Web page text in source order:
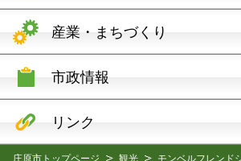
産業・まちづくり
市政情報
リンク
庄原市トップページ 観光 モンベルフレンド